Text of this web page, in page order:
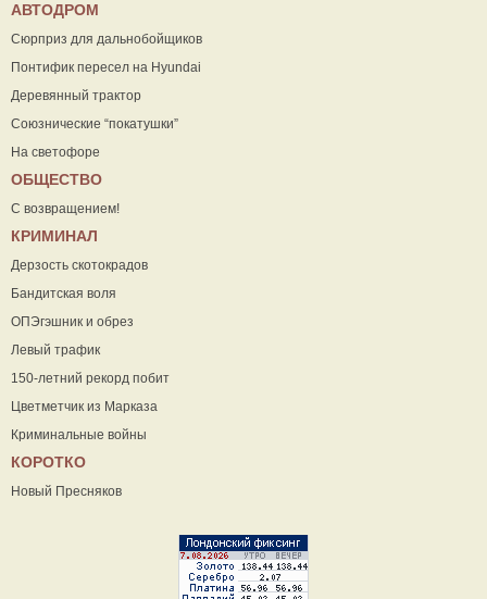
АВТОДРОМ
Сюрприз для дальнобойщиков
Понтифик пересел на Hyundai
Деревянный трактор
Союзнические “покатушки”
На светофоре
ОБЩЕСТВО
С возвращением!
КРИМИНАЛ
Дерзость скотокрадов
Бандитская воля
ОПЭгэшник и обрез
Левый трафик
150-летний рекорд побит
Цветметчик из Марказа
Криминальные войны
КОРОТКО
Новый Пресняков